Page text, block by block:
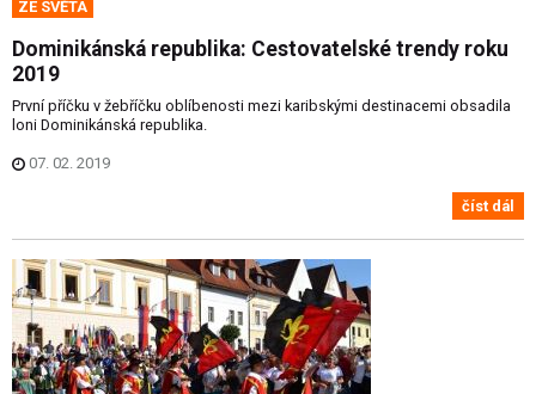
ZE SVĚTA
Dominikánská republika: Cestovatelské trendy roku
2019
První příčku v žebříčku oblíbenosti mezi karibskými destinacemi obsadila
loni Dominikánská republika.
07. 02. 2019
číst dál